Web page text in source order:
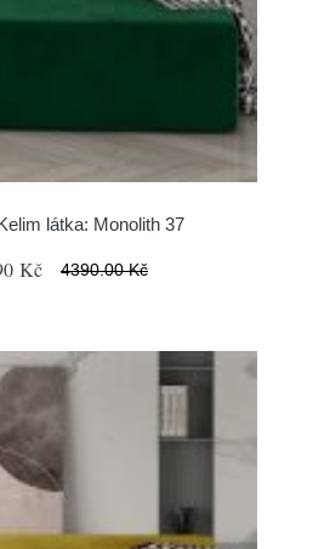
látka: Monolith 37
Kč 4390.00 Kč